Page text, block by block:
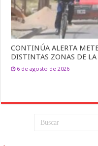
CONTINÚA ALERTA
DISTINTAS ZONAS DE
6 de agosto de 2026